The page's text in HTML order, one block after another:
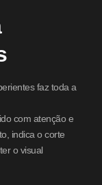
faz toda a
com atenção e
indica o corte
o visual